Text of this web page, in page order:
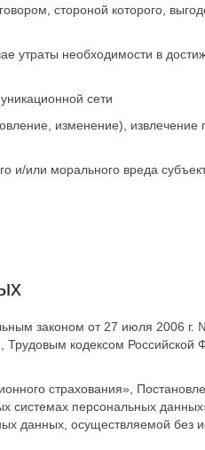
стороной которого,
необходимости в
сети
изменение),
или морального вреда
законом от 27 июля 2006
кодексом
страхования»,
персональных
данных, осуществляемой без